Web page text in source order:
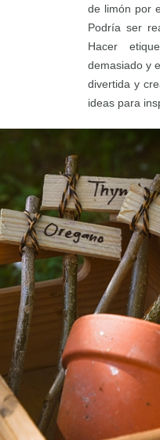
de limón por
Podría ser
Hacer
demasiado y
divertida y
ideas para